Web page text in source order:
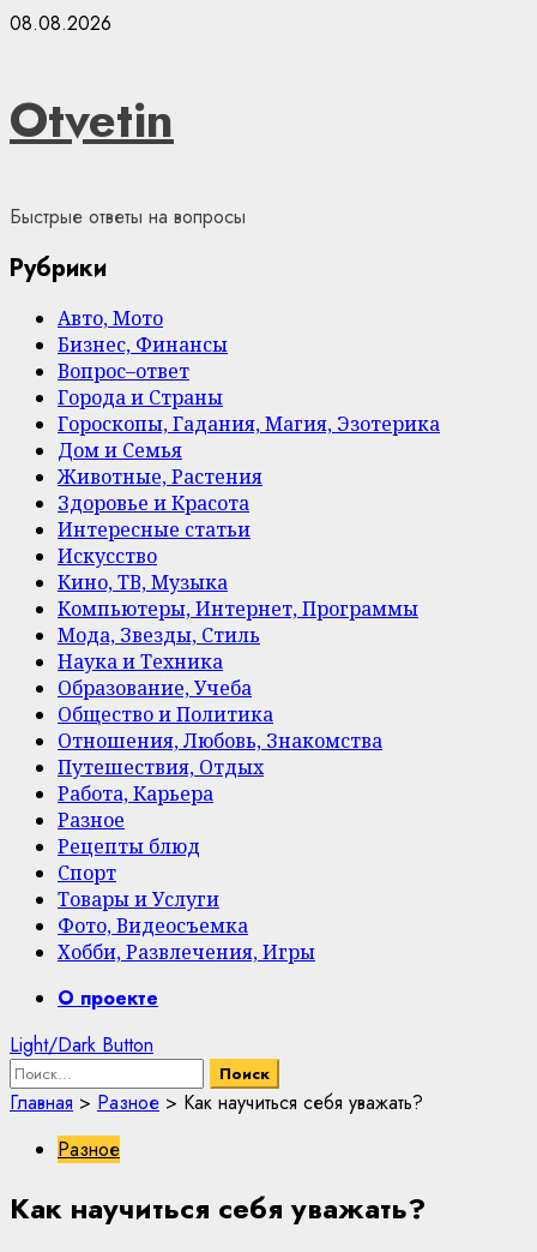
Skip
08.08.2026
Otvetin
Быстрые ответы на вопросы
Рубрики
Авто, Мото
Бизнес, Финансы
Вопрос–ответ
Города и Страны
Гороскопы, Гадания, Магия, Эзотерика
Дом и Семья
Животные, Растения
Здоровье и Красота
Интересные статьи
Искусство
Кино, ТВ, Музыка
Компьютеры, Интернет, Программы
Мода, Звезды, Стиль
Наука и Техника
Образование, Учеба
Общество и Политика
Отношения, Любовь, Знакомства
Путешествия, Отдых
Работа, Карьера
Разное
Рецепты блюд
Спорт
Товары и Услуги
Фото, Видеосъемка
Хобби, Развлечения, Игры
PrimaryО проекте
Light/Dark Button
Найти:
Главная > Разное > Как научиться себя уважать?
Разное
Как научиться себя уважать?